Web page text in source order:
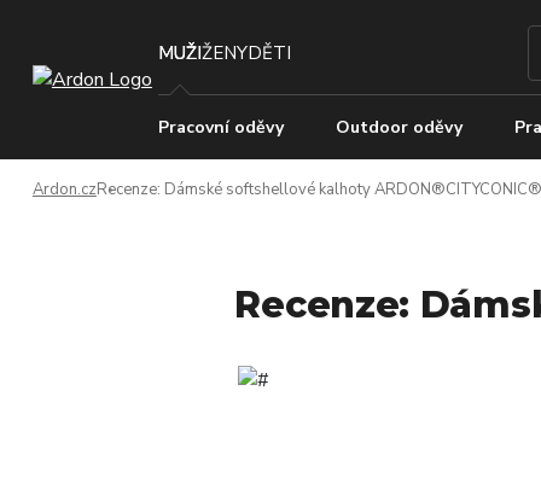
MUŽIŽENYDĚTI
Pracovní oděvy Outdoor oděvy
Ardon.czRecenze: Dámské softshellové kalhoty ARDON®CITYCONIC®
Recenze: